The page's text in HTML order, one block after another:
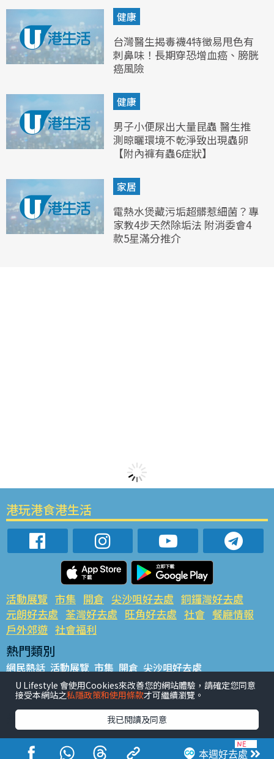
健康
台灣醫生揭毒襪4特徵易甩色有
刺鼻味！長期穿恐增血癌、膀胱
癌風險
健康
男子小便尿出大量昆蟲 醫生推
測晾曬環境不乾淨致出現蟲卵
【附內褲有蟲6症狀】
家居
電熱水煲藏污垢超髒惹細菌？專
家教4步天然除垢法 附消委會4
款5星滿分推介
本週好去處
港玩港食港生活
活動展覽 市集 開倉 尖沙咀好去處 銅鑼灣好去處
元朗好去處 荃灣好去處 旺角好去處 社會 餐廳情報
戶外郊遊 社會福利
熱門類別
網民熱話 活動展覽 市集 開倉 尖沙咀好去處
銅鑼灣好去處 元朗好去處 荃灣好去處 旺角好去處 社會
餐廳情報 戶外郊遊
熱門標籤
#UGO搵好去處 #人氣活動推介 #美食社群熱話
#親子玩樂好去處
#ULifestyle應用程式
#限時搶
U Lifestyle 會使用Cookies來改善您的網站體驗，請確定您同意
接受本網站之私隱政策和使用條款才可繼續瀏覽。
我已閱讀及同意